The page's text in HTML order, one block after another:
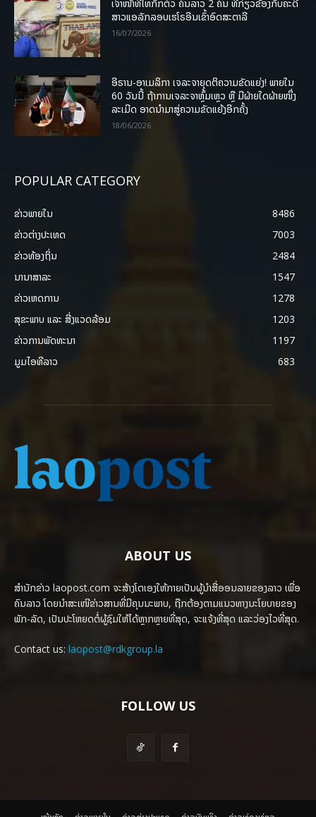
ເຈົ້າໜ້າທີ່ໄທກັກຕົວ ຄົນລາວ 2 ຄົນ ທີ່ກ່ຽວຂ້ອງກັບຄະດີ
ສາວແອລັກລອບເຮໂຣອີນເຂົ້າອົດສະຕາລີ
16/07/2026
ອີຣານ-ອາເມລິກາ ເຈລະຈາຍຸດຕິຄວາມຂັດແຍ່ງ! ພາຍໃນ
60 ວັນນີ້ ຖ້າການເຈລະຈາຫຼົ້ມເຫຼວ ຫຼື ມີຝ່າຍໃດຝ່າຍໜຶ່ງ
ລະເມີດ ອາດນໍາມາສູ່ຄວາມຂັດແຍ້ງອີກຄັ້ງ
18/06/2026
POPULAR CATEGORY
ຂ່າວພາຍ​ໃນ
8486
ຂ່າວຕ່າງປະເທດ
7003
ຂ່າວທ້ອງຖິ່ນ
2484
ນານາສາລະ
1547
ຂ່າວເຫດການ
1278
ສຸຂະພາບ ແລະ ສີ່ງແວດລ້ອມ
1203
ຂ່າວການພັດທະນາ
1197
ມູມໄອທີລາວ
683
ABOUT US
ສຳນັກຂ່າວ laopost.com ຈະສ້າງໂຕເອງໃຫ້ກາຍເປັນຜູ້ນຳສື່ອອນລາຍຂອງລາວ ເພື່ອ
ຄົນລາວ ໂດຍນຳສະເໜີຂ່າວສານທີ່ມີຄຸນນະພາບ, ຖືກຕ້ອງຕາມແນວທາງນະໂຍບາຍຂອງ
ພັກ-ລັດ, ເປັນປະໂຫຍດຕໍ່ຜູ້ຊົມໃຫ້ໄດ້ຫຼາກຫຼາຍທີ່ສຸດ, ຈະແຈ້ງທີ່ສຸດ ແລະວ່ອງໄວທີ່ສຸດ.
Contact us: laopost@rdkgroup.la
FOLLOW US